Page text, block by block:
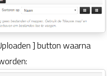
] button waarna